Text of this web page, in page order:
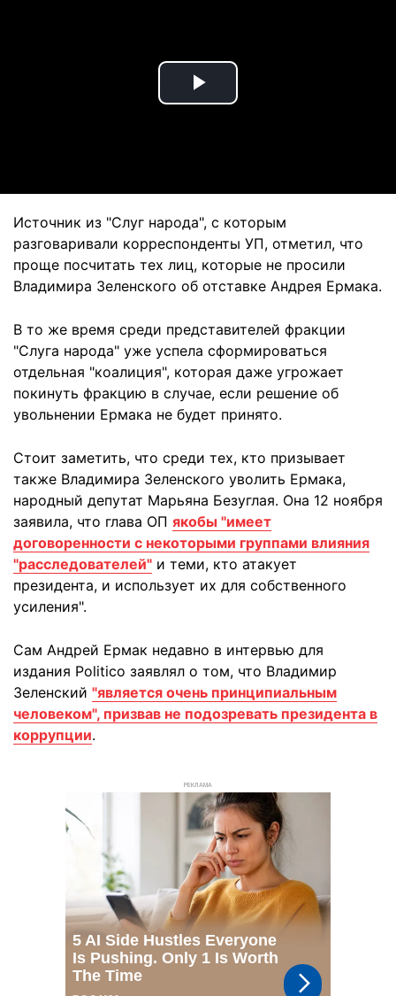
Play
Источник из "Слуг народа", с которым
разговаривали корреспонденты УП, отметил, что
проще посчитать тех лиц, которые не просили
Владимира Зеленского об отставке Андрея Ермака.
В то же время среди представителей фракции
"Слуга народа" уже успела сформироваться
отдельная "коалиция", которая даже угрожает
покинуть фракцию в случае, если решение об
увольнении Ермака не будет принято.
Стоит заметить, что среди тех, кто призывает
также Владимира Зеленского уволить Ермака,
народный депутат Марьяна Безуглая. Она 12 ноября
заявила, что глава ОП якобы "имеет
договоренности с некоторыми группами влияния
"расследователей" и теми, кто атакует
президента, и использует их для собственного
усиления".
Сам Андрей Ермак недавно в интервью для
издания Politico заявлял о том, что Владимир
Зеленский "является очень принципиальным
человеком", призвав не подозревать президента в
коррупции.
РЕКЛАМА